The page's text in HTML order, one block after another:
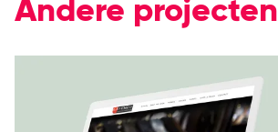
Andere projecten